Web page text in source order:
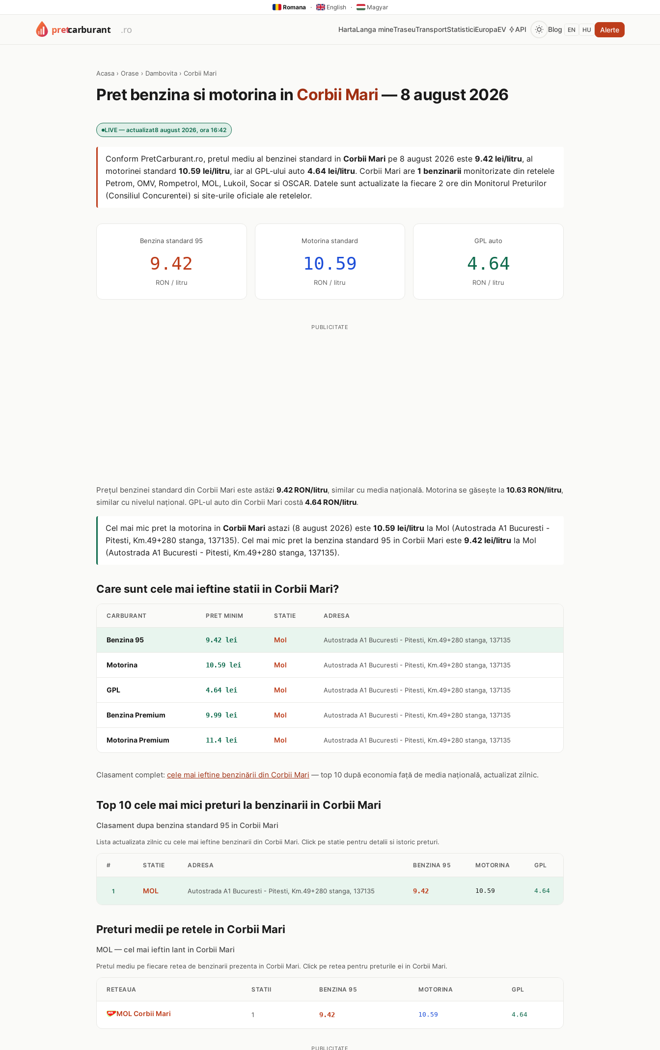
Romana · English · Magyar
HartaLanga mineTraseuTransportStatisticiEuropaEV API Blog EN HU Alerte
Acasa › Orase › Dambovita › Corbii Mari
Pret benzina si motorina in Corbii Mari — 8 august 2026
LIVE — actualizat8 august 2026, ora 16:42
Conform PretCarburant.ro, pretul mediu al benzinei standard in Corbii Mari pe 8 august 2026 este 9.42 lei/litru, al
motorinei standard 10.59 lei/litru, iar al GPL-ului auto 4.64 lei/litru. Corbii Mari are 1 benzinarii monitorizate din retelele
Petrom, OMV, Rompetrol, MOL, Lukoil, Socar si OSCAR. Datele sunt actualizate la fiecare 2 ore din Monitorul Preturilor
(Consiliul Concurentei) si site-urile oficiale ale retelelor.
Benzina standard 95
9.42
RON / litru
Motorina standard
10.59
RON / litru
GPL auto
4.64
RON / litru
PUBLICITATE
Prețul benzinei standard din Corbii Mari este astăzi 9.42 RON/litru, similar cu media națională. Motorina se găsește la 10.63 RON/litru,
similar cu nivelul național. GPL-ul auto din Corbii Mari costă 4.64 RON/litru.
Cel mai mic pret la motorina in Corbii Mari astazi (8 august 2026) este 10.59 lei/litru la Mol (Autostrada A1 Bucuresti -
Pitesti, Km.49+280 stanga, 137135). Cel mai mic pret la benzina standard 95 in Corbii Mari este 9.42 lei/litru la Mol
(Autostrada A1 Bucuresti - Pitesti, Km.49+280 stanga, 137135).
Care sunt cele mai ieftine statii in Corbii Mari?
CARBURANT PRET MINIM STATIE ADRESA
Benzina 95 9.42 lei Mol Autostrada A1 Bucuresti - Pitesti, Km.49+280 stanga, 137135
Motorina 10.59 lei Mol Autostrada A1 Bucuresti - Pitesti, Km.49+280 stanga, 137135
GPL 4.64 lei Mol Autostrada A1 Bucuresti - Pitesti, Km.49+280 stanga, 137135
Benzina Premium 9.99 lei Mol Autostrada A1 Bucuresti - Pitesti, Km.49+280 stanga, 137135
Motorina Premium 11.4 lei Mol Autostrada A1 Bucuresti - Pitesti, Km.49+280 stanga, 137135
Clasament complet: cele mai ieftine benzinării din Corbii Mari — top 10 după economia față de media națională, actualizat zilnic.
Top 10 cele mai mici preturi la benzinarii in Corbii Mari
Clasament dupa benzina standard 95 in Corbii Mari
Lista actualizata zilnic cu cele mai ieftine benzinarii din Corbii Mari. Click pe statie pentru detalii si istoric preturi.
# STATIE ADRESA BENZINA 95 MOTORINA GPL
1 MOL Autostrada A1 Bucuresti - Pitesti, Km.49+280 stanga, 137135 9.42 10.59 4.64
Preturi medii pe retele in Corbii Mari
MOL — cel mai ieftin lant in Corbii Mari
Pretul mediu pe fiecare retea de benzinarii prezenta in Corbii Mari. Click pe retea pentru preturile ei in Corbii Mari.
RETEAUA STATII BENZINA 95 MOTORINA GPL
MOL Corbii Mari 1 9.42 10.59 4.64
PUBLICITATE